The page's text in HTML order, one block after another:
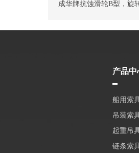
成华牌抗蚀滑轮B型，旋
产品中
船用索
吊装索
起重吊
链条索